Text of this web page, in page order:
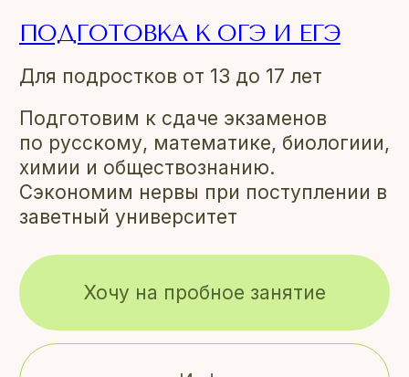
Для подростков от 13 до 17 лет
ПОДГОТОВКА К ОГЭ И ЕГЭ
Подготовим к сдаче экзаменов
по русскому, математике, биологиии,
химии и обществознанию.
Сэкономим нервы при поступлении в
заветный университет
Хочу на пробное занятие